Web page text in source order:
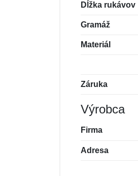
Dĺžka rukávov
Gramáž
Materiál
Záruka
Výrobca
Firma
Adresa